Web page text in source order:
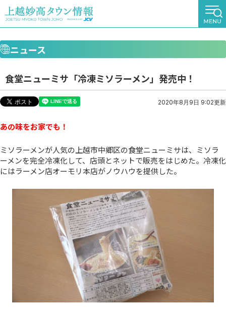
ニュース
食堂ニューミサ「冷凍ミソラーメン」発売中！
2020年8月9日 9:02更新
あの味をお家でも！
ミソラーメンが人気の上越市中郷区の食堂ニューミサは、ミソラ
ーメンを完全冷凍化して、店頭とネットで販売をはじめた。冷凍化
にはラーメン店オーモリ本店がノウハウを提供した。